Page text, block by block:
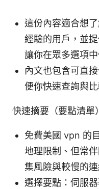
這份內容適合想
經驗的用戶，並
讓你在眾多選項
內文也包含可直
便你快速查詢與比
快速摘要（要點清單）
免費美國 vpn 的
地理限制、但常
集風險與較慢的連
選擇要點：伺服